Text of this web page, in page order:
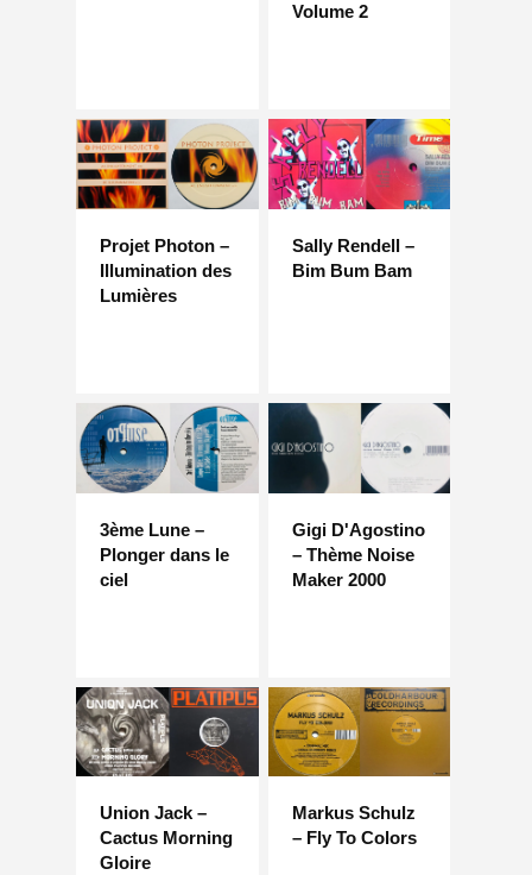
Volume 2
Projet Photon –
Illumination des
Lumières
Sally Rendell –
Bim Bum Bam
3ème Lune –
Plonger dans le
ciel
Gigi D'Agostino
– Thème Noise
Maker 2000
Union Jack –
Cactus Morning
Gloire
Markus Schulz
– Fly To Colors